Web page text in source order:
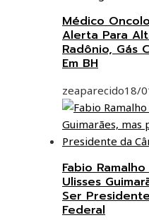
Médico
Alerta Para
Radônio, Gás
Em BH
zeaparecido18/
Fabio
Ulisses
Ser
Federal